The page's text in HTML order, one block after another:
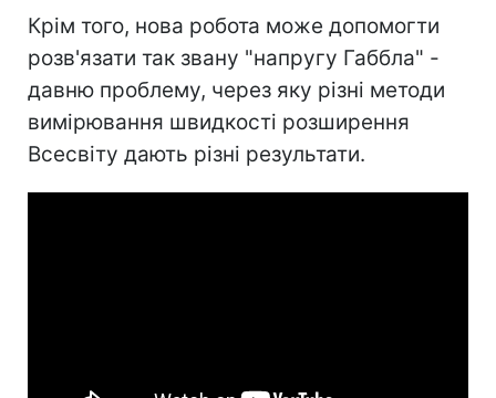
Крім того, нова робота може допомогти
розв'язати так звану "напругу Габбла" -
давню проблему, через яку різні методи
вимірювання швидкості розширення
Всесвіту дають різні результати.